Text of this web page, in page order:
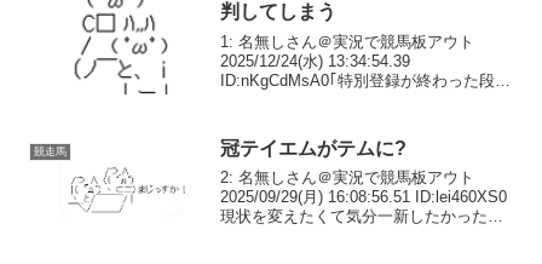
判してしまう
1: 名無しさん＠実況で競馬板アウト
2025/12/24(水) 13:34:54.39
ID:nKgCdMsA0｢特別登録が終わった段階
意図もわかんないですしルール上...
競走馬 冠テイエムがテムに?
2: 名無しさん＠実況で競馬板アウト
2025/09/29(月) 16:08:56.51 ID:lei460XS0
現状を変えたくて気分一新したかったの